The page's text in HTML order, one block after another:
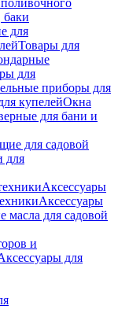
баки
для
Товары для
для
приборы для
купелейОкна
для бани и
для садовой
для
Аксессуары
Аксессуары
масла для садовой
и
для